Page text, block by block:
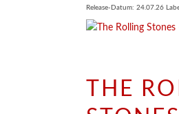
Release-Datum: 24.07.26
THE